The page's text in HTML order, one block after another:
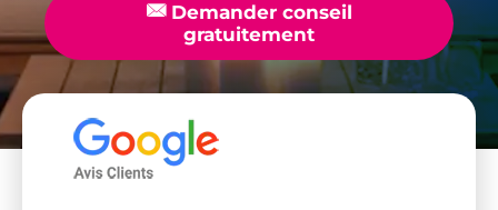
📧Demander conseil
gratuitement